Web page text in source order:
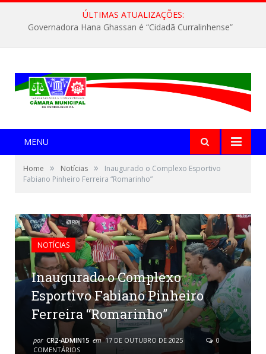
ÚLTIMAS ATUALIZAÇÕES:
MENU
Home » Notícias »
Inaugurado o Complexo Esportivo
Fabiano Pinheiro Ferreira “Romarinho”
NOTÍCIAS
Inaugurado o Complexo
Esportivo Fabiano Pinheiro
Ferreira “Romarinho”
por CR2-ADMIN15 em 17 DE OUTUBRO DE 2025
0
COMENTÁRIOS